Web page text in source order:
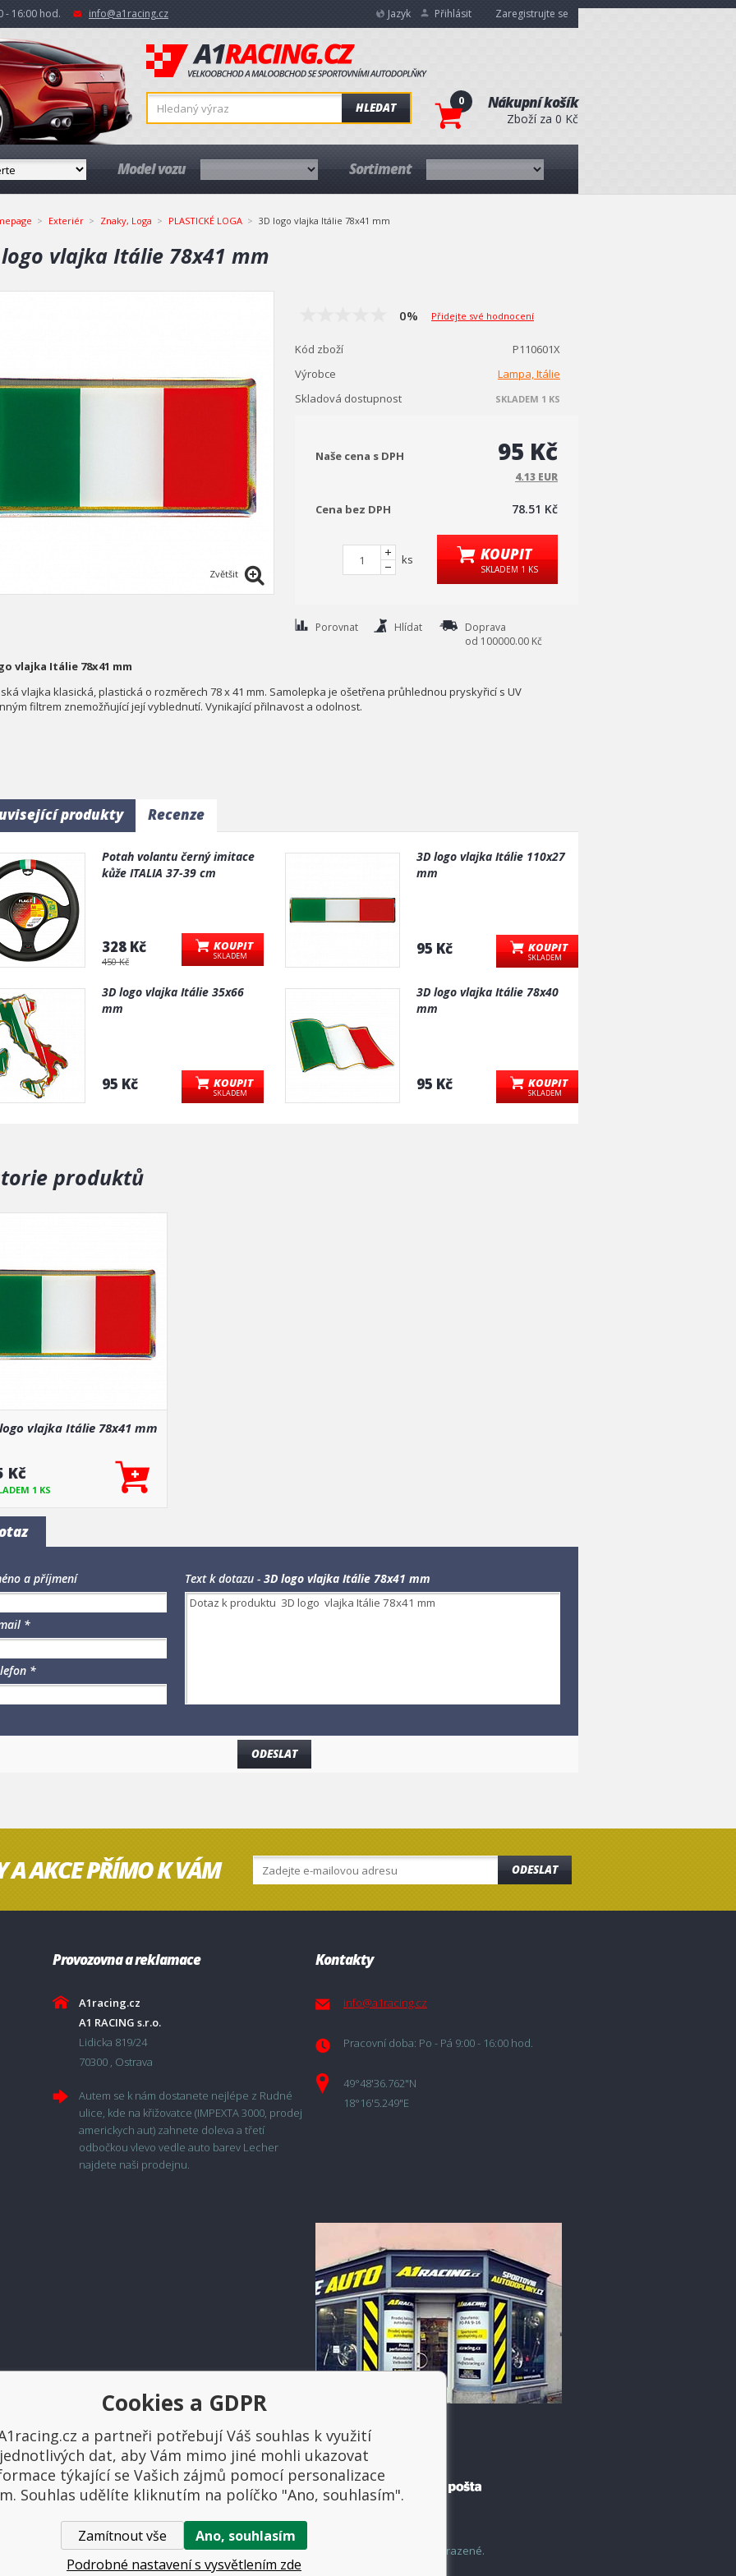
- 16:00 hod. info@a1racing.cz Jazyk Přihlásit Zaregistrujte se
HLEDAT 0 Nákupní košík
Zboží za 0 Kč
Model vozu Sortiment
Exteriér Znaky, Loga PLASTICKÉ LOGA 3D logo vlajka Itálie 78x41 mm
vlajka Itálie 78x41 mm
Zvětšit
0% Přidejte své hodnocení
Kód zboží
P110601X
Výrobce
Lampa, Itálie
Skladová dostupnost
SKLADEM 1 KS
Naše cena s DPH 95 Kč
4.13 EUR
Cena bez DPH 78.51 Kč
ks KOUPIT
SKLADEM 1 KS
Porovnat Hlídat
Doprava
od 100000.00 Kč
vlajka Itálie 78x41 mm
vlajka klasická, plastická o rozměrech 78 x 41 mm. Samolepka je ošetřena průhlednou pryskyřicí s UV
filtrem znemožňující její vyblednutí. Vynikající přilnavost a odolnost.
produkty Recenze
Potah volantu černý imitace
kůže ITALIA 37-39 cm
328 Kč
450 Kč
KOUPIT
SKLADEM
3D logo vlajka Itálie 110x27
mm
95 Kč KOUPIT
SKLADEM
3D logo vlajka Itálie 35x66
mm
95 Kč KOUPIT
SKLADEM
3D logo vlajka Itálie 78x40
mm
95 Kč KOUPIT
SKLADEM
produktů
vlajka Itálie 78x41 mm
Kč
1 KS
a příjmení
*
*
Text k dotazu - 3D logo vlajka Itálie 78x41 mm
A AKCE PŘÍMO K VÁM ODESLAT
Provozovna a reklamace
A1racing.cz
A1 RACING s.r.o.
Lidicka 819/24
70300 , Ostrava
Autem se k nám dostanete nejlépe z Rudné
ulice, kde na křižovatce (IMPEXTA 3000, prodej
americkych aut) zahnete doleva a třetí
odbočkou vlevo vedle auto barev Lecher
najdete naši prodejnu.
Kontakty
info@a1racing.cz
Pracovní doba: Po - Pá 9:00 - 16:00 hod.
49°48'36.762"N
18°16'5.249"E
Platba a doprava
- Tuning shop, sportovní autodoplňky, tuning auta. Všechny práva vyhrazené.
WWW stránkydodalBINARGON.cz
Cookies a GDPR
a partneři potřebují Váš souhlas k využití
jednotlivých dat, aby Vám mimo jiné mohli ukazovat
týkající se Vašich zájmů pomocí personalizace
Souhlas udělíte kliknutím na políčko "Ano, souhlasím".
Zamítnout vše
Ano, souhlasím
Podrobné nastavení s vysvětlením zde